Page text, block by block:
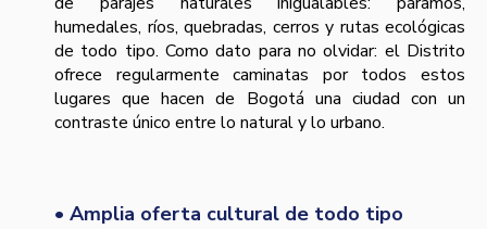
humedales, ríos, quebradas, cerros y rutas ecológicas
de todo tipo. Como dato para no olvidar: el Distrito
ofrece regularmente caminatas por todos estos
lugares que hacen de Bogotá una ciudad con un
contraste único entre lo natural y lo urbano.
• Amplia oferta cultural de todo tipo